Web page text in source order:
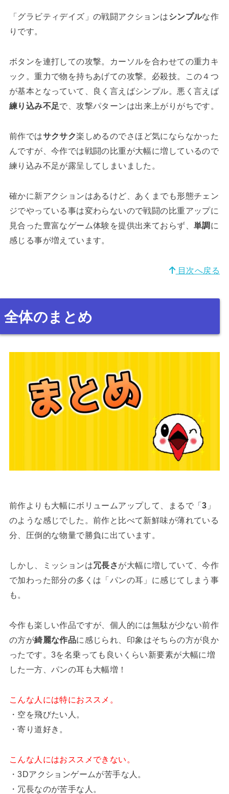
「グラビティデイズ」の戦闘アクションはシンプルな作
りです。
ボタンを連打しての攻撃。カーソルを合わせての重力キ
ック。重力で物を持ちあげての攻撃。必殺技。この４つ
が基本となっていて、良く言えばシンプル。悪く言えば
練り込み不足で、攻撃パターンは出来上がりがちです。
前作ではサクサク楽しめるのでさほど気にならなかった
んですが、今作では戦闘の比重が大幅に増しているので
練り込み不足が露呈してしまいました。
確かに新アクションはあるけど、あくまでも形態チェン
ジでやっている事は変わらないので戦闘の比重アップに
見合った豊富なゲーム体験を提供出来ておらず、 単調 に
感じる事が増えています。
目次へ戻る
全体のまとめ
前作よりも大幅にボリュームアップして、まるで「3 」
のような感じでした。前作と比べて新鮮味が薄れている
分、圧倒的な物量で勝負に出ています。
しかし、ミッションは冗長さが大幅に増していて、今作
で加わった部分の多くは「パンの耳」に感じてしまう事
も。
今作も楽しい作品ですが、個人的には無駄が少ない前作
の方が綺麗な作品に感じられ、印象はそちらの方が良か
ったです。3を名乗っても良いくらい新要素が大幅に増
した一方、パンの耳も大幅増！
こんな人には特におススメ。
・空を飛びたい人。
・寄り道好き。
こんな人にはおススメできない。
・3Dアクションゲームが苦手な人。
・冗長なのが苦手な人。